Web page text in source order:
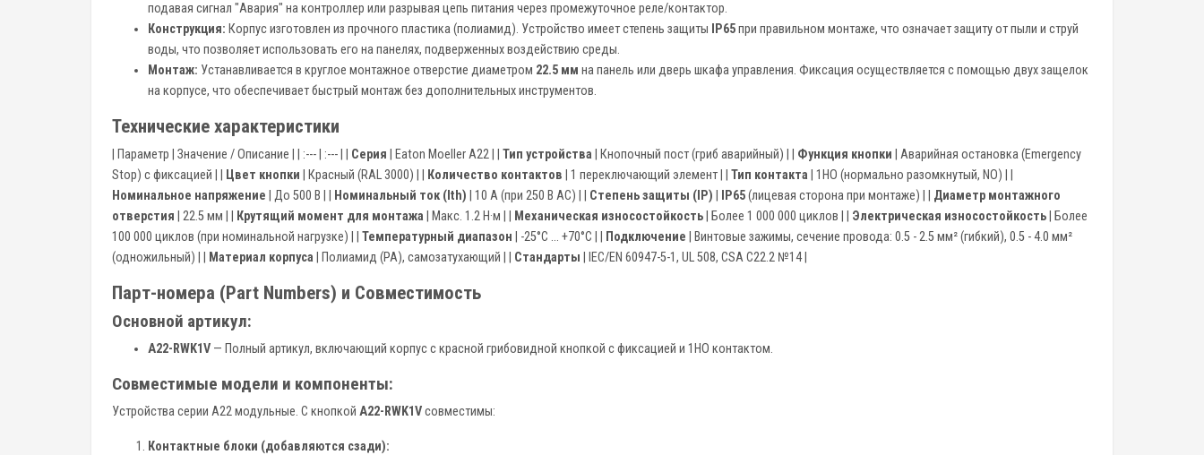
подавая сигнал "Авария" на контроллер или разрывая цепь питания через промежуточное реле/контактор.
Конструкция: Корпус изготовлен из прочного пластика (полиамид). Устройство имеет степень защиты IP65при правильном монтаже, что означает защиту от пыли и струй
воды, что позволяет использовать его на панелях, подверженных воздействию среды.
Монтаж: Устанавливается в круглое монтажное отверстие диаметром 22.5 мм на панель или дверь шкафа управления. Фиксация осуществляется с помощью двух защелок
на корпусе, что обеспечивает быстрый монтаж без дополнительных инструментов.
Технические характеристики
| Параметр | Значение / Описание | | :--- | :--- | | Серия | Eaton Moeller A22 | | Тип устройства | Кнопочный пост (гриб аварийный) | | Функция кнопки | Аварийная остановка (Emergency
Stop) с фиксацией | |
Цвет кнопки | Красный (RAL 3000) | | Количество контактов | 1 переключающий элемент | | Тип контакта | 1НО (нормально разомкнутый, NO) | |
Номинальное напряжение | До 500 В | | Номинальный ток (Ith) | 10 А (при 250 В AC) | | Степень защиты (IP) IP65(лицевая сторона при монтаже) | | Диаметр монтажного
отверстия | 22.5 мм | | Крутящий момент для монтажа | Макс. 1.2 Н·м | | Механическая износостойкость | Более 1 000 000 циклов | | Электрическая износостойкость | Более
100 000 циклов (при номинальной нагрузке) | | Температурный диапазон | -25°C ... +70°C | | Подключение | Винтовые зажимы, сечение провода: 0.5 - 2.5 мм² (гибкий), 0.5 - 4.0 мм²
(одножильный) | |
Материал корпуса | Полиамид (PA), самозатухающий | | Стандарты | IEC/EN 60947-5-1, UL 508, CSA C22.2 №14 |
Парт-номера (Part Numbers) и Совместимость
Основной артикул:
A22-RWK1V — Полный артикул, включающий корпус с красной грибовидной кнопкой с фиксацией и 1НО контактом.
Совместимые модели и компоненты:
Устройства серии A22 модульные. С кнопкой A22-RWK1Vсовместимы:
Контактные блоки (добавляются сзади):